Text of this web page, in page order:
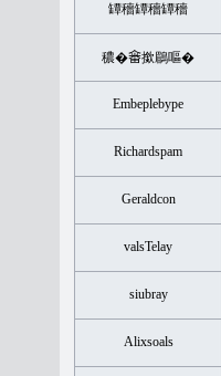
罈穡罈穡罈穡
穠�𤲞撳鶥嘔�
Embeplebype
Richardspam
Geraldcon
valsTelay
siubray
Alixsoals